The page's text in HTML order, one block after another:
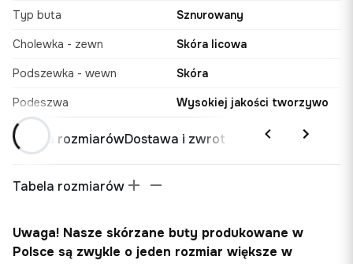
Typ buta Sznurowany
Cholewka - zewn Skóra licowa
Podszewka - wewn Skóra
Podeszwa Wysokiej jakości tworzywo
Tabela rozmiarówDostawa i zwrot
Tabela rozmiarów
Uwaga! Nasze skórzane buty produkowane w
Polsce są zwykle o jeden rozmiar większe w